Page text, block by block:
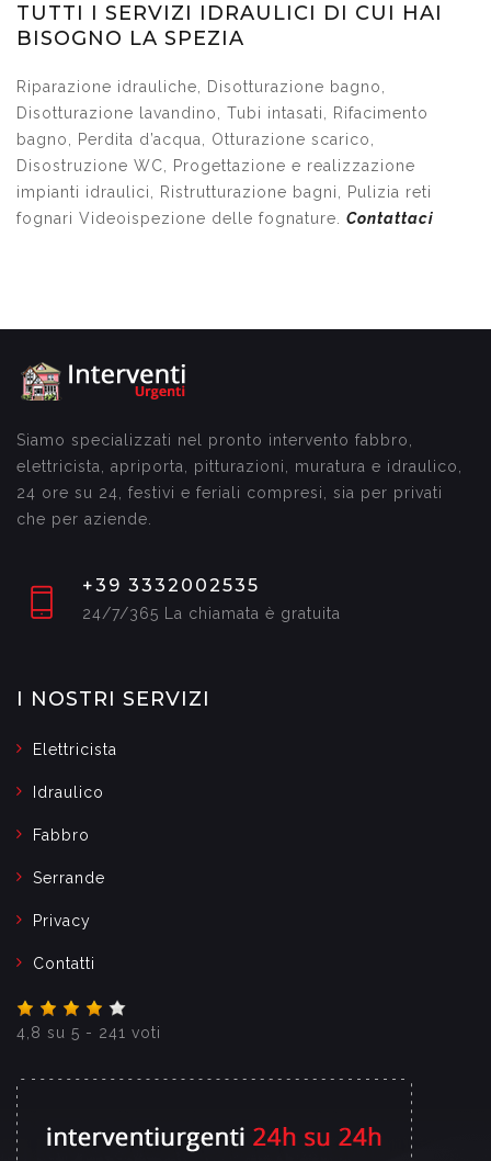
TUTTI I SERVIZI IDRAULICI DI CUI HAI
BISOGNO LA SPEZIA
Riparazione idrauliche, Disotturazione bagno,
Disotturazione lavandino, Tubi intasati, Rifacimento
bagno, Perdita d’acqua, Otturazione scarico,
Disostruzione WC, Progettazione e realizzazione
impianti idraulici, Ristrutturazione bagni, Pulizia reti
fognari Videoispezione delle fognature. Contattaci
Siamo specializzati nel pronto intervento fabbro,
elettricista, apriporta, pitturazioni, muratura e idraulico,
24 ore su 24, festivi e feriali compresi, sia per privati
che per aziende.
+39 3332002535
24/7/365 La chiamata è gratuita
I NOSTRI SERVIZI
Elettricista
Idraulico
Fabbro
Serrande
Privacy
Contatti
4,8 su 5 - 241 voti